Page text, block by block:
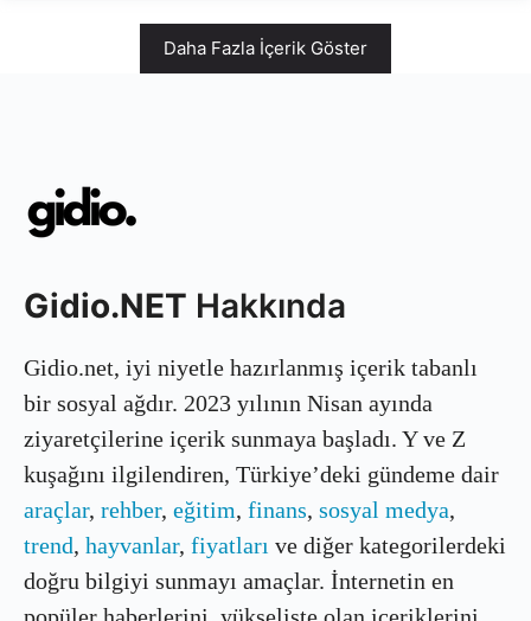
Daha Fazla İçerik Göster
Gidio.NET Hakkında
Gidio.net, iyi niyetle hazırlanmış içerik tabanlı
bir sosyal ağdır. 2023 yılının Nisan ayında
ziyaretçilerine içerik sunmaya başladı. Y ve Z
kuşağını ilgilendiren, Türkiye’deki gündeme dair
araçlar, rehber, eğitim, finans, sosyal medya,
trend, hayvanlar, fiyatları ve diğer kategorilerdeki
doğru bilgiyi sunmayı amaçlar. İnternetin en